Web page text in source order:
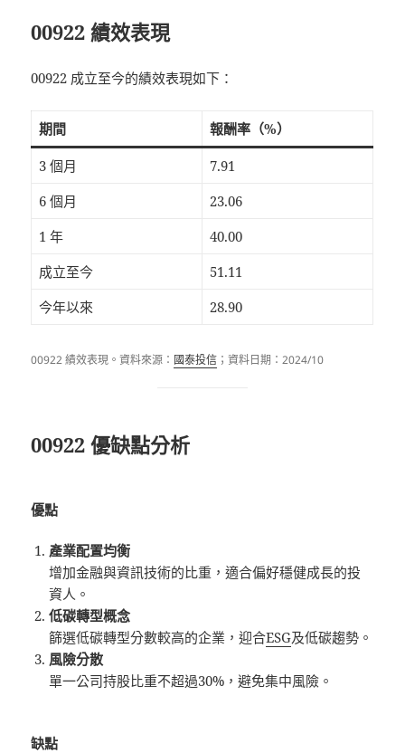
00922 績效表現
00922 成立至今的績效表現如下：
期間 報酬率（%）
3 個月
7.91
6 個月
23.06
1 年
40.00
成立至今
51.11
今年以來
28.90
00922 績效表現。資料來源： 國泰投信 ；資料日期：2024/10
00922 優缺點分析
優點
產業配置均衡
增加金融與資訊技術的比重，適合偏好穩健成長的投
資人。
低碳轉型概念
篩選低碳轉型分數較高的企業，迎合ESG及低碳趨勢。
風險分散
單一公司持股比重不超過30%，避免集中風險。
缺點